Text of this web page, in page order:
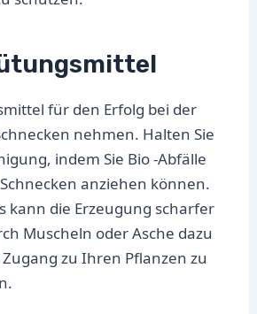
für den Erfolg bei der
nehmen. Halten Sie
indem Sie Bio -Abfälle
anziehen können.
kann die Erzeugung scharfer
Muscheln oder Asche dazu
zu Ihren Pflanzen zu